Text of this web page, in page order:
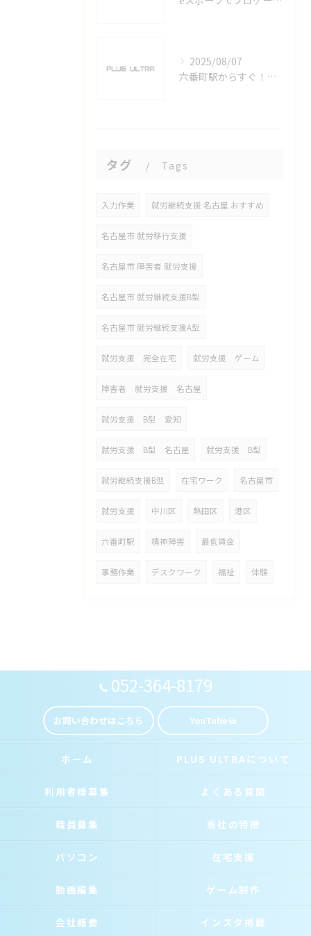
2025/08/07
六番町駅からすぐ！名古屋のeスポーツ施設で快適なプレイ環境を確保
タグ Tags
入力作業 就労継続支援 名古屋 おすすめ
名古屋市 就労移行支援
名古屋市 障害者 就労支援
名古屋市 就労継続支援B型
名古屋市 就労継続支援A型
就労支援 完全在宅 就労支援 ゲーム
障害者 就労支援 名古屋
就労支援 B型 愛知
就労支援 B型 名古屋 就労支援 B型
就労継続支援B型 在宅ワーク 名古屋市
就労支援 中川区 熱田区 港区
六番町駅 精神障害 最低賃金
事務作業 デスクワーク 福祉 体験
052-364-8179
お問い合わせはこちら YouTube
ホーム PLUS ULTRAについて
利用者様募集 よくある質問
職員募集 当社の特徴
パソコン 在宅支援
動画編集 ゲーム制作
会社概要 インスタ掲載